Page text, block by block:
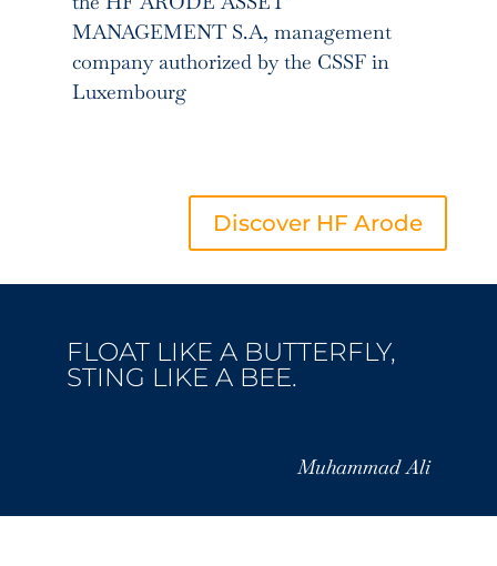
MANAGEMENT S.A, management
company authorized by the CSSF in
Luxembourg
Discover HF Arode
FLOAT LIKE A BUTTERFLY,
STING LIKE A BEE.
Muhammad Ali